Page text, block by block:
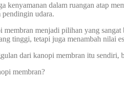
kenyamanan dalam ruangan atap
udara.
menjadi pilihan yang
tinggi, tetapi juga menambah nilai
dari kanopi membran itu sendiri,
membran?